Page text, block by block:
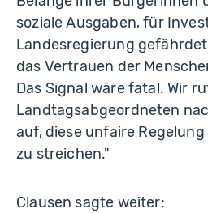
soziale Ausgaben, für
Landesregierung
das Vertrauen der
Das Signal wäre fatal. Wir
Landtagsabgeordneten
auf, diese unfaire Regelung
zu streichen."
Clausen sagte weiter: